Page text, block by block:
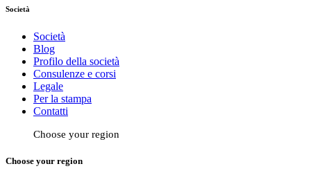
Società
Società
Blog
Profilo della società
Consulenze e corsi
Legale
Per la stampa
Contatti
Choose your region
Choose your region